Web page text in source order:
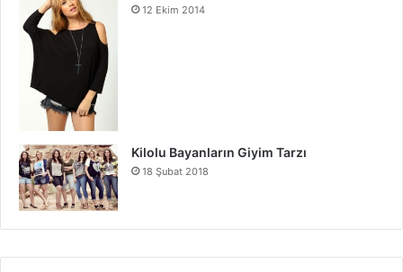
12 Ekim 2014
Kilolu Bayanların Giyim Tarzı
18 Şubat 2018